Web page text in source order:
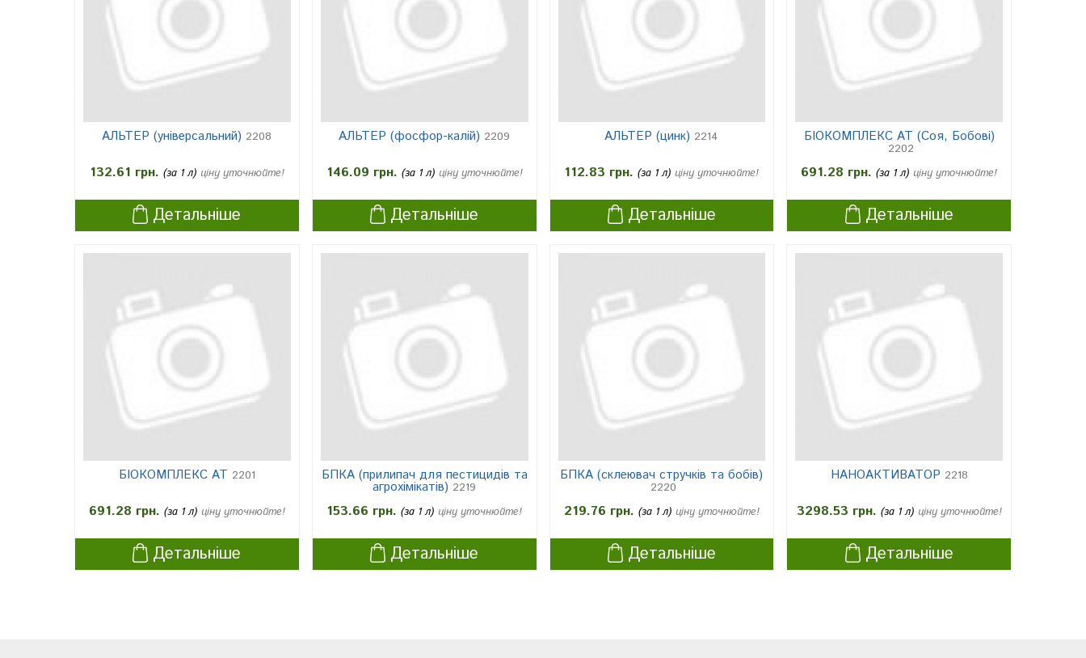
АЛЬТЕР (універсальний) 2208
132.61 грн. (за 1 л) ціну уточнюйте!
Детальніше
АЛЬТЕР (фосфор-калій) 2209
146.09 грн. (за 1 л) ціну уточнюйте!
Детальніше
АЛЬТЕР (цинк) 2214
112.83 грн.(за 1 л) ціну уточнюйте!
Детальніше
БІОКОМПЛЕКС АТ (Соя, Бобові)
2202
691.28 грн.(за 1 л) ціну уточнюйте!
Детальніше
БІОКОМПЛЕКС АТ 2201
691.28 грн. (за 1 л) ціну уточнюйте!
Детальніше
БПКА (прилипач для пестицидів та
агрохімікатів) 2219
153.66 грн.(за 1 л) ціну уточнюйте!
Детальніше
БПКА (склеювач стручків та бобів)
2220
219.76 грн. (за 1 л) ціну уточнюйте!
Детальніше
НАНОАКТИВАТОР 2218
3298.53 грн. (за 1 л) ціну уточнюйте!
Детальніше